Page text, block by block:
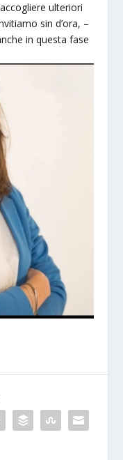
ulteriori
sin d’ora, –
in questa fase